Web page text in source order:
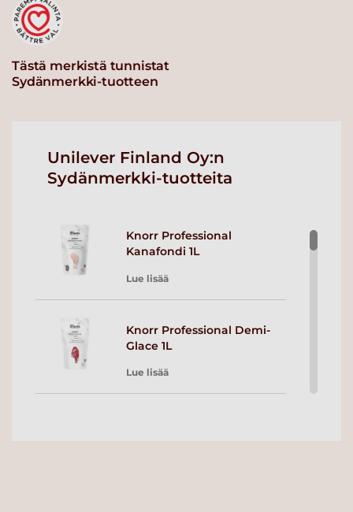
Tästä merkistä tunnistat
Sydänmerkki-tuotteen
Unilever Finland Oy:n
Sydänmerkki-tuotteita
Knorr Professional
Kanafondi 1L
Lue lisää
Knorr Professional Demi-
Glace 1L
Lue lisää